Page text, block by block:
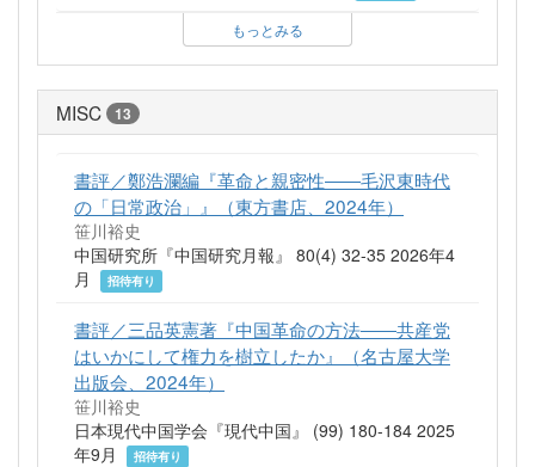
もっとみる
MISC 13
書評／鄭浩瀾編『革命と親密性――毛沢東時代
の「日常政治」』（東方書店、2024年）
笹川裕史
中国研究所『中国研究月報』 80(4) 32-35 2026年4
月
招待有り
書評／三品英憲著『中国革命の方法――共産党
はいかにして権力を樹立したか』（名古屋大学
出版会、2024年）
笹川裕史
日本現代中国学会『現代中国』 (99) 180-184 2025
年9月
招待有り